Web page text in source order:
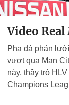
Video
Pha đá phản
vượt qua Man
này, thầy trò
Champions